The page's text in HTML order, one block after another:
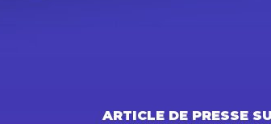
Vista
ARTICLE DE PRESSE